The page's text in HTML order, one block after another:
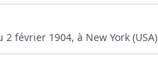
février 1904, à New York (USA)